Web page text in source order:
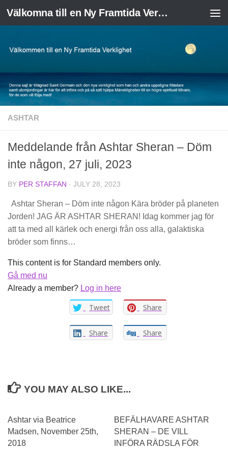
Skip to content Välkomna till en Ny Framtida Verklighet
ASHTAR
Meddelande från Ashtar Sheran – Döm
inte någon, 27 juli, 2023
BY PER STAFFAN · JULY 28, 2023
Ashtar Sheran – Döm inte någon Kära bröder på planeten
Jorden! JAG ÄR ASHTAR SHERAN! Idag kommer jag för
att ta med all kärlek och energi från oss alla, galaktiska
bröder som finns…
This content is for Standard members only.
Gå med nu
Already a member? Log in here
Tweet Share
Share Share
YOU MAY ALSO LIKE...
Ashtar via Beatrice
Madsen, November 25th,
2018
BEFÄLHAVARE ASHTAR
SHERAN – DE VILL
INFÖRA RÄDSLA FÖR